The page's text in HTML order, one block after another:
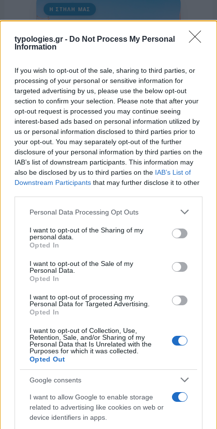
typologies.gr - Do Not Process My Personal
Information
If you wish to opt-out of the sale, sharing to third parties, or
processing of your personal or sensitive information for
targeted advertising by us, please use the below opt-out
section to confirm your selection. Please note that after your
opt-out request is processed you may continue seeing
interest-based ads based on personal information utilized by
us or personal information disclosed to third parties prior to
your opt-out. You may separately opt-out of the further
disclosure of your personal information by third parties on the
IAB’s list of downstream participants. This information may
also be disclosed by us to third parties on the IAB’s List of
Downstream Participants that may further disclose it to other
Please note that this website/app uses one or more Google
not limited to your visit or usage behaviour. You may click to
grant or deny consent to Google and its third-party tags to
use your data for below specified purposes in below Google
consent section.
Personal Data Processing Opt Outs
I want to opt-out of the Sharing of my
personal data.
Opted In
I want to opt-out of the Sale of my
Personal Data.
Opted In
I want to opt-out of processing my
Personal Data for Targeted Advertising.
Opted In
I want to opt-out of Collection, Use,
Retention, Sale, and/or Sharing of my
Personal Data that Is Unrelated with the
Purposes for which it was collected.
Opted Out
Google consents
I want to allow Google to enable storage
related to advertising like cookies on web or
device identifiers in apps.
Η ΣΤΗΛΗ ΜΑΣ
της Ζωής μας
Οι άνθρωποι, οι αυθεντικές ιστορίες,
το ελληνικό καλοκαίρι και ένας
πολιτισμός που μας ενώνει κάθε μέρα.
ΓΙΑ ΤΟ ΚΑΛΟΚΑΙΡΙ ΣΟΥ →